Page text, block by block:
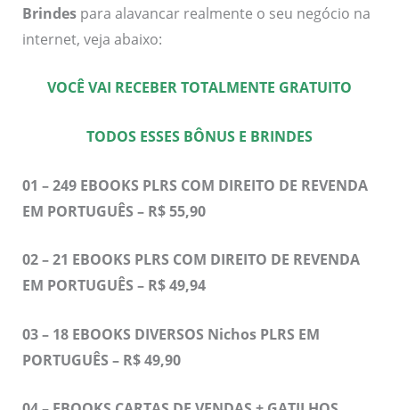
Brindespara alavancar realmente o seu negócio na
internet, veja abaixo:
VOCÊ VAI RECEBER TOTALMENTE GRATUITO
TODOS ESSES BÔNUS E BRINDES
01 – 249 EBOOKS PLRS COM DIREITO DE REVENDA
EM PORTUGUÊS – R$ 55,90
02 – 21 EBOOKS PLRS COM DIREITO DE REVENDA
EM PORTUGUÊS – R$ 49,94
03 – 18 EBOOKS DIVERSOS Nichos PLRS EM
PORTUGUÊS – R$ 49,90